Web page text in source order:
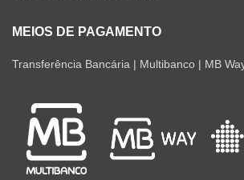
MEIOS DE PAGAMENTO
Transferência Bancária | Multibanco | MB